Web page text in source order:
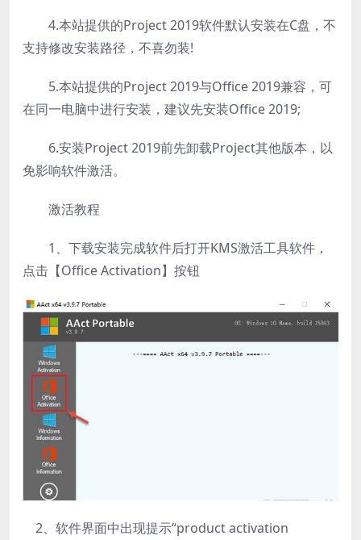
4.本站提供的Project 2019软件默认安装在C盘，不
支持修改安装路径，不喜勿装!
5.本站提供的Project 2019与Office 2019兼容，可
在同一电脑中进行安装，建议先安装Office 2019;
6.安装Project 2019前先卸载Project其他版本，以
免影响软件激活。
激活教程
1、下载安装完成软件后打开KMS激活工具软件，
点击【Office Activation】按钮
2、软件界面中出现提示“product activation